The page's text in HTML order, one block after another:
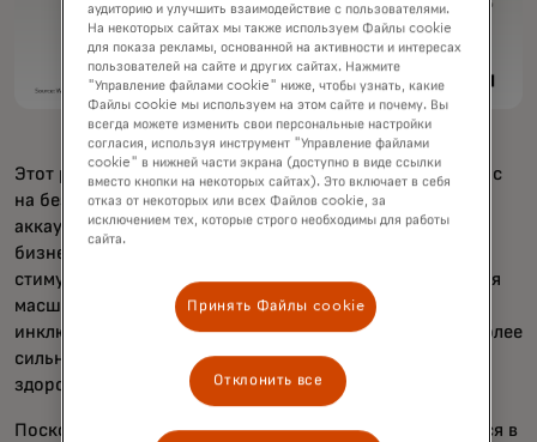
Этот рост изменит модели потребления, увеличив спрос
на безопасные продукты и услуги, такие как цифровые
аккаунты. Это создаст новые возможности для малого
бизнеса — новую группу потребителей, способных
стимулировать спрос и предоставлять возможности для
масштабирования. И это будет стимулировать более
инклюзивный экономический рост по всему миру — более
сильный средний класс означает путь к финансовому
здоровью, устойчивости и безопасности.
Поскольку большая часть этого региона либо находится в
аудиторию и улучшить взаимодействие с пользователями.
На некоторых сайтах мы также используем Файлы cookie
для показа рекламы, основанной на активности и интересах
пользователей на сайте и других сайтах. Нажмите
"Управление файлами cookie" ниже, чтобы узнать, какие
Файлы cookie мы используем на этом сайте и почему. Вы
всегда можете изменить свои персональные настройки
согласия, используя инструмент "Управление файлами
cookie" в нижней части экрана (доступно в виде ссылки
вместо кнопки на некоторых сайтах). Это включает в себя
отказ от некоторых или всех Файлов cookie, за
исключением тех, которые строго необходимы для работы
сайта.
Принять Файлы cookie
Отклонить все